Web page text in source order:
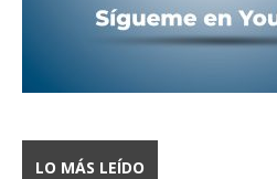
LO MÁS LEÍDO